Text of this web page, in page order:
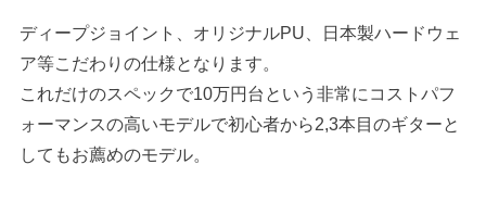
ディープジョイント、オリジナルPU、日本製ハードウェ
ア等こだわりの仕様となります。
これだけのスペックで10万円台という非常にコストパフ
ォーマンスの高いモデルで初心者から2,3本目のギターと
してもお薦めのモデル。